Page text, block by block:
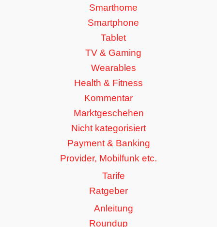
Smarthome
Smartphone
Tablet
TV & Gaming
Wearables
Health & Fitness
Kommentar
Marktgeschehen
Nicht kategorisiert
Payment & Banking
Provider, Mobilfunk etc.
Tarife
Ratgeber
Anleitung
Roundup